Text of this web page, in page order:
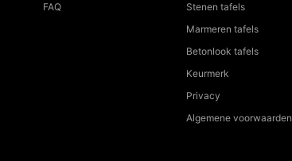
FAQ
Stenen tafels
Marmeren tafels
Betonlook tafels
Keurmerk
Privacy
Algemene voorwaarden